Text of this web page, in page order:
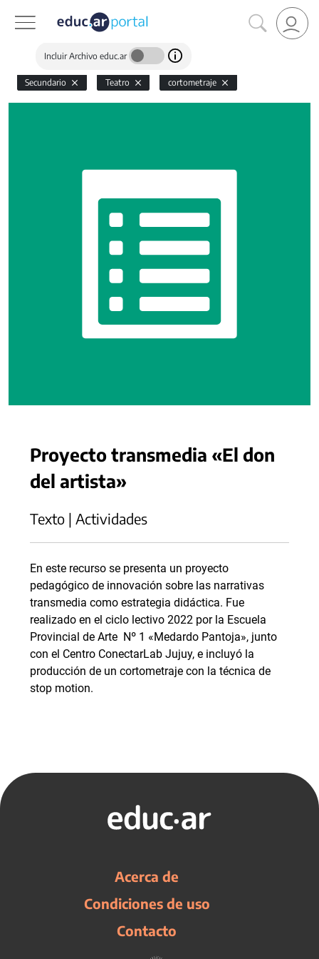
Incluir Archivo educ.ar
Secundario Teatro cortometraje
Proyecto transmedia «El don
del artista»
Texto | Actividades
En este recurso se presenta un proyecto
pedagógico de innovación sobre las narrativas
transmedia como estrategia didáctica. Fue
realizado en el ciclo lectivo 2022 por la Escuela
Provincial de Arte Nº 1 «Medardo Pantoja», junto
con el Centro ConectarLab Jujuy, e incluyó la
producción de un cortometraje con la técnica de
stop motion.
Acerca de
Condiciones de uso
Contacto